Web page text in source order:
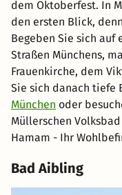
dem Oktoberfest. In
den ersten Blick,
Begeben Sie sich auf
Straßen Münchens,
Frauenkirche, dem
Sie sich danach tiefe
München oder
Müllerschen
Hamam - Ihr
Bad Aibling